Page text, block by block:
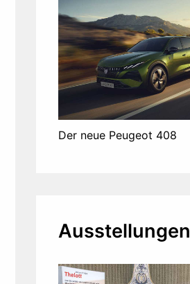
Der neue Peugeot 408
Ausstellungen